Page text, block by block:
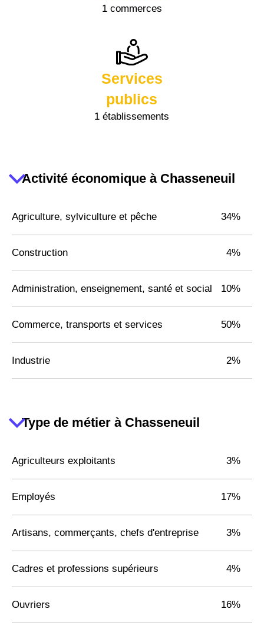
1 commerces
Services
publics
1 établissements
Activité économique à Chasseneuil
Agriculture, sylviculture et pêche 34%
Construction 4%
Administration, enseignement, santé et social 10%
Commerce, transports et services 50%
Industrie 2%
Type de métier à Chasseneuil
Agriculteurs exploitants 3%
Employés 17%
Artisans, commerçants, chefs d'entreprise 3%
Cadres et professions supérieurs 4%
Ouvriers 16%